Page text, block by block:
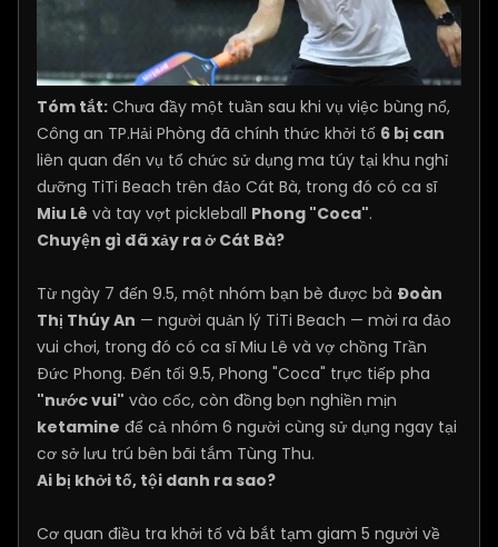
Tóm tắt: Chưa đầy một tuần sau khi vụ việc bùng nổ,
Công an TP.Hải Phòng đã chính thức khởi tố 6 bị can
liên quan đến vụ tổ chức sử dụng ma túy tại khu nghỉ
dưỡng TiTi Beach trên đảo Cát Bà, trong đó có ca sĩ
Miu Lê và tay vợt pickleball Phong "Coca".
Chuyện gì đã xảy ra ở Cát Bà?
Từ ngày 7 đến 9.5, một nhóm bạn bè được bà Đoàn
Thị Thúy An — người quản lý TiTi Beach — mời ra đảo
vui chơi, trong đó có ca sĩ Miu Lê và vợ chồng Trần
Đức Phong. Đến tối 9.5, Phong "Coca" trực tiếp pha
"nước vui" vào cốc, còn đồng bọn nghiền mịn
ketamine để cả nhóm 6 người cùng sử dụng ngay tại
cơ sở lưu trú bên bãi tắm Tùng Thu.
Ai bị khởi tố, tội danh ra sao?
Cơ quan điều tra khởi tố và bắt tạm giam 5 người về